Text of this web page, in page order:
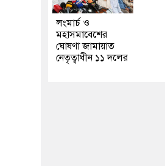
লংমার্চ ও
মহাসমাবেশের
ঘোষণা জামায়াত
নেতৃত্বাধীন ১১ দলের